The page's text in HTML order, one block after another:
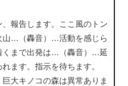
、報告します。ここ風のトン
山…（轟音）…活動を感じら
くまで出発は…（轟音）…延
ます。指示を待ちます。
大キノコの森は異常ありま